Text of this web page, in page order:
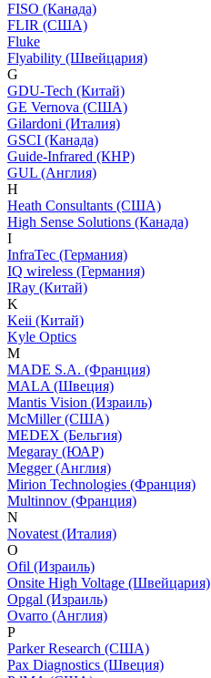
FISO (Канада)
FLIR (США)
Fluke
Flyability (Швейцария)
G
GDU-Tech (Китай)
GE Vernova (США)
Gilardoni (Италия)
GSCI (Канада)
Guide-Infrared (КНР)
GUL (Англия)
H
Heath Consultants (США)
High Sense Solutions (Канада)
I
InfraTec (Германия)
IQ wireless (Германия)
IRay (Китай)
K
Keii (Китай)
Kyle Optics
M
MADE S.A. (Франция)
MALA (Швеция)
Mantis Vision (Израиль)
McMiller (США)
MEDEX (Бельгия)
Megaray (ЮАР)
Megger (Англия)
Mirion Technologies (Франция)
Multinnov (Франция)
N
Novatest (Италия)
O
Ofil (Израиль)
Onsite High Voltage (Швейцария)
Opgal (Израиль)
Ovarro (Англия)
P
Parker Research (США)
Pax Diagnostics (Швеция)